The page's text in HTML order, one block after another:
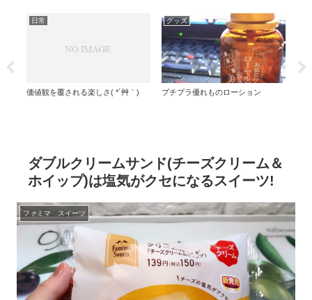
日常
価値観を覆される楽しさ( *´艸｀)
グッズ
プチプラ優れものローション
ダブルクリームサンド(チーズクリーム＆
ホイップ)は塩気がクセになるスイーツ!
ファミマ スイーツ